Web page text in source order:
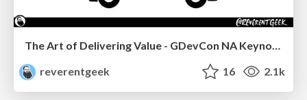
reverentgeek
16 2.1k